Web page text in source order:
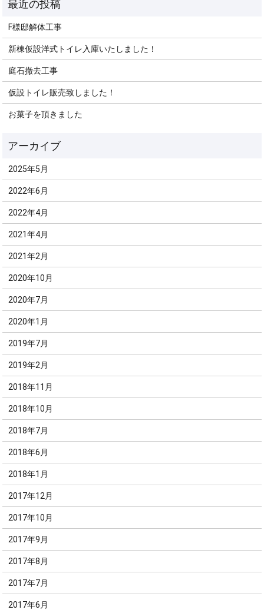
F様邸解体工事
新棟仮設洋式トイレ入庫いたしました！
庭石撤去工事
仮設トイレ販売致しました！
お菓子を頂きました
2025年5月
2022年6月
2022年4月
2021年4月
2021年2月
2020年10月
2020年7月
2020年1月
2019年7月
2019年2月
2018年11月
2018年10月
2018年7月
2018年6月
2018年1月
2017年12月
2017年10月
2017年9月
2017年8月
2017年7月
2017年6月